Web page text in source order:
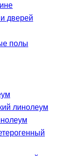
дверей
полы
линолеум